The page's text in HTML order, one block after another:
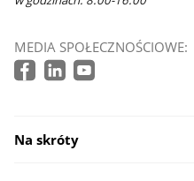
MEDIA SPOŁECZNOŚCIOWE:
Na skróty